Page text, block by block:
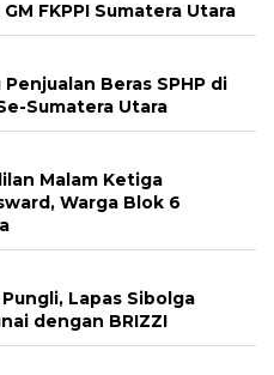
FKPPI Sumatera Utara
Beras SPHP di
Sumatera Utara
Malam Ketiga
Warga Blok 6
Lapas Sibolga
dengan BRIZZI